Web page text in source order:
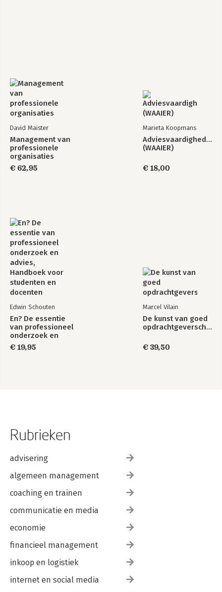
David Maister
Management van
professionele
organisaties
€ 62,95
Marieta Koopmans
Adviesvaardigheden
(WAAIER)
€ 18,00
Edwin Schouten
En? De essentie
van professioneel
onderzoek en
advies, Handboek
voor studenten en
€ 19,95
Marcel Vilain
De kunst van goed
opdrachtgeverschap
€ 39,50
Rubrieken
advisering
algemeen management
coaching en trainen
communicatie en media
economie
financieel management
inkoop en logistiek
internet en social media